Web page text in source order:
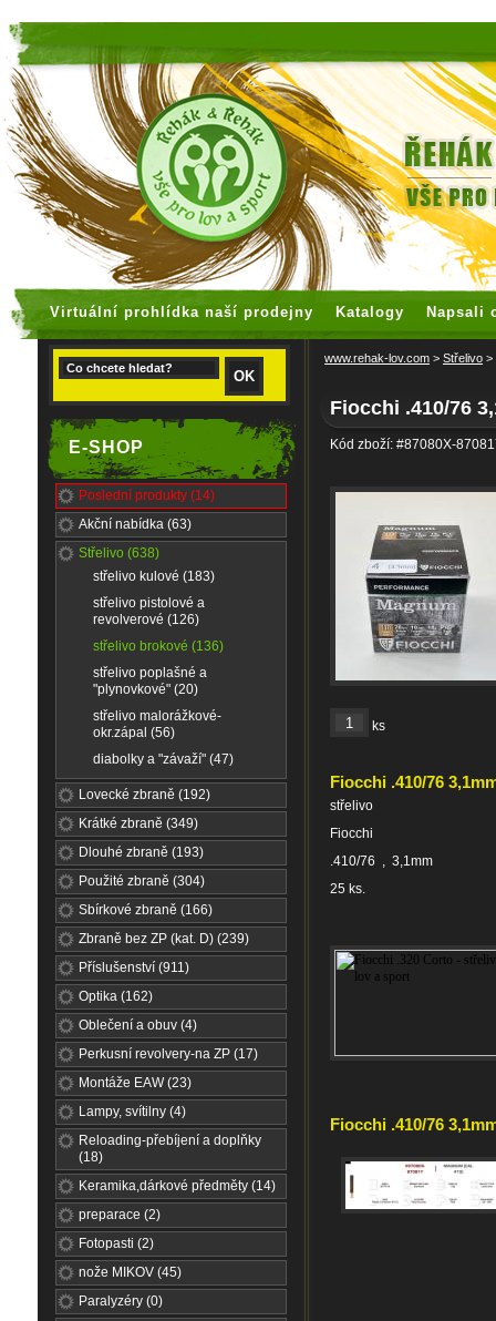
Virtuální prohlídka naší prodejny Katalogy Napsali
E-SHOP
Poslední produkty (14)
Akční nabídka (63)
Střelivo (638)
střelivo kulové (183)
střelivo pistolové a
revolverové (126)
střelivo brokové (136)
střelivo poplašné a
"plynovkové" (20)
střelivo malorážkové-
okr.zápal (56)
diabolky a "závaží" (47)
Lovecké zbraně (192)
Krátké zbraně (349)
Dlouhé zbraně (193)
Použité zbraně (304)
Sbírkové zbraně (166)
Zbraně bez ZP (kat. D) (239)
Příslušenství (911)
Optika (162)
Oblečení a obuv (4)
Perkusní revolvery-na ZP (17)
Montáže EAW (23)
Lampy, svítilny (4)
Reloading-přebíjení a doplňky
(18)
Keramika,dárkové předměty (14)
preparace (2)
Fotopasti (2)
nože MIKOV (45)
Paralyzéry (0)
www.rehak-lov.com > Střelivo >
Fiocchi .410/76
Kód zboží: #87080X-
ks
Fiocchi .410/76
střelivo
Fiocchi
.410/76 , 3,1mm
25 ks.
Fiocchi .410/76